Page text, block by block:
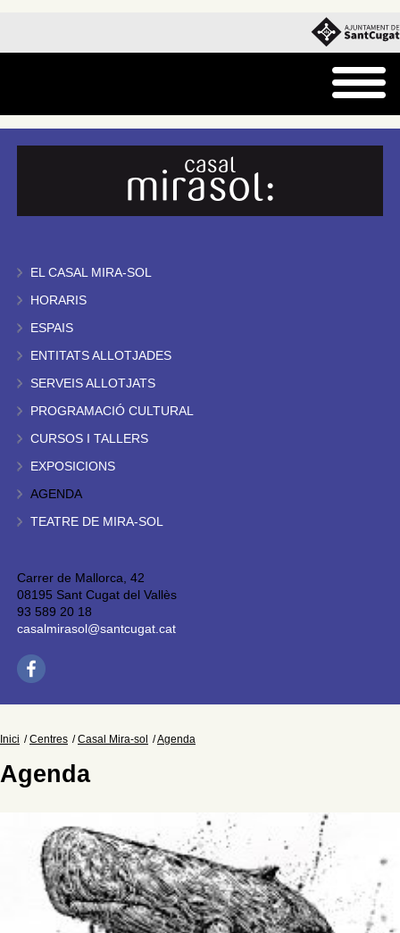
EL CASAL MIRA-SOL
HORARIS
ESPAIS
ENTITATS ALLOTJADES
SERVEIS ALLOTJATS
PROGRAMACIÓ CULTURAL
CURSOS I TALLERS
EXPOSICIONS
AGENDA
TEATRE DE MIRA-SOL
Carrer de Mallorca, 42
08195 Sant Cugat del Vallès
93 589 20 18
casalmirasol@santcugat.cat
Inici Centres Casal Mira-sol Agenda
Agenda